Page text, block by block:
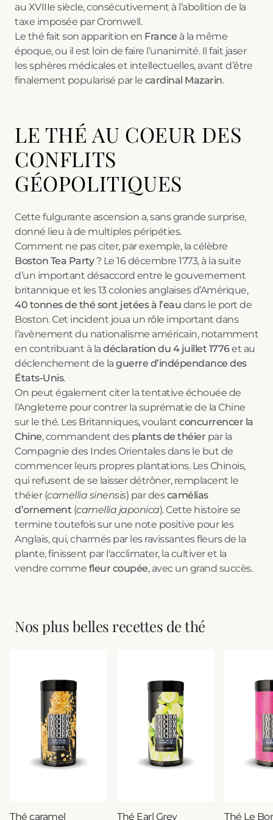
au XVIIIe siècle, consécutivement à l’abolition de la
taxe imposée par Cromwell.
Le thé fait son apparition en France à la même
époque, ou il est loin de faire l’unanimité. Il fait jaser
les sphères médicales et intellectuelles, avant d’être
finalement popularisé par le cardinal Mazarin.
LE THÉ AU COEUR DES
CONFLITS
GÉOPOLITIQUES
Cette fulgurante ascension a, sans grande surprise,
donné lieu à de multiples péripéties.
Comment ne pas citer, par exemple, la célèbre
Boston Tea Party? Le 16 décembre 1773, à la suite
d’un important désaccord entre le gouvernement
britannique et les 13 colonies anglaises d’Amérique,
40 tonnes de thé sont jetées à l’eau dans le port de
Boston. Cet incident joua un rôle important dans
l’avènement du nationalisme américain, notamment
en contribuant à la déclaration du 4 juillet 1776et au
déclenchement de la guerre d’indépendance des
États-Unis.
On peut également citer la tentative échouée de
l’Angleterre pour contrer la suprématie de la Chine
sur le thé. Les Britanniques, voulant concurrencer la
Chine, commandent des plants de théier par la
Compagnie des Indes Orientales dans le but de
commencer leurs propres plantations. Les Chinois,
qui refusent de se laisser détrôner, remplacent le
théier (camellia sinensis) par descamélias
d’ornement (camellia japonica). Cette histoire se
termine toutefois sur une note positive pour les
Anglais, qui, charmés par les ravissantes fleurs de la
plante, finissent par l'acclimater, la cultiver et la
vendre comme fleur coupée, avec un grand succès.
Nos plus belles recettes de thé
Thé caramel Thé Earl Grey Thé Le